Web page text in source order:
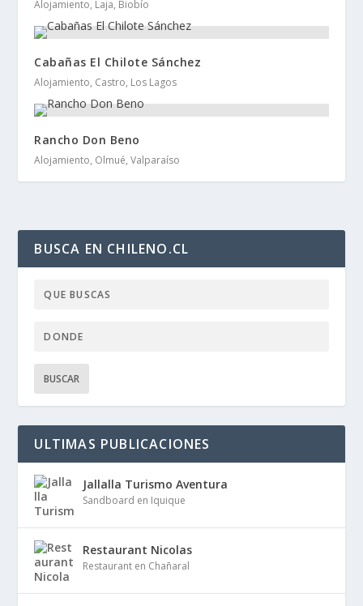
Alojamiento, Laja, Biobío
Cabañas El Chilote Sánchez
Alojamiento, Castro, Los Lagos
Rancho Don Beno
Alojamiento, Olmué, Valparaíso
BUSCA EN CHILENO.CL
ULTIMAS PUBLICACIONES
Jallalla Turismo Aventura
Sandboard en Iquique
Restaurant Nicolas
Restaurant en Chañaral